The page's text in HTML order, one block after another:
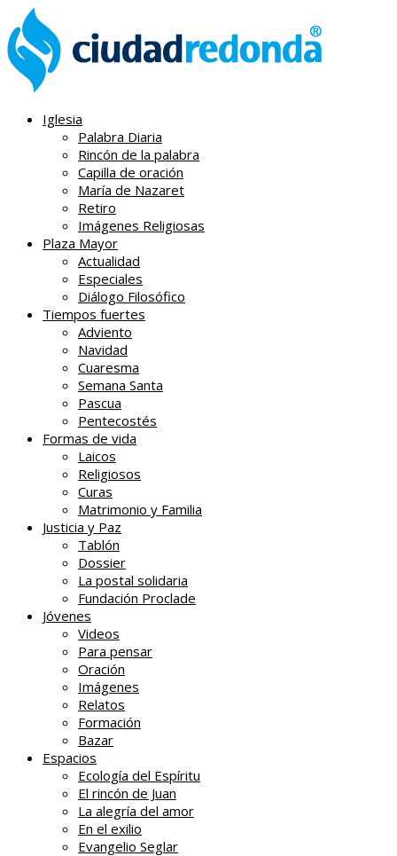
Iglesia
Palabra Diaria
Rincón de la palabra
Capilla de oración
María de Nazaret
Retiro
Imágenes Religiosas
Plaza Mayor
Actualidad
Especiales
Diálogo Filosófico
Tiempos fuertes
Adviento
Navidad
Cuaresma
Semana Santa
Pascua
Pentecostés
Formas de vida
Laicos
Religiosos
Curas
Matrimonio y Familia
Justicia y Paz
Tablón
Dossier
La postal solidaria
Fundación Proclade
Jóvenes
Videos
Para pensar
Oración
Imágenes
Relatos
Formación
Bazar
Espacios
Ecología del Espíritu
El rincón de Juan
La alegría del amor
En el exilio
Evangelio Seglar